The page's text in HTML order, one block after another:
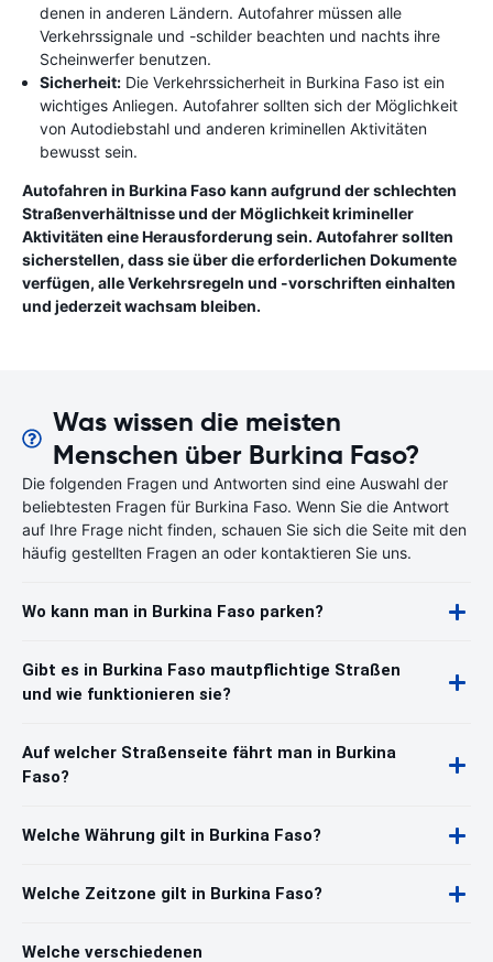
denen in anderen Ländern. Autofahrer müssen alle
Verkehrssignale und -schilder beachten und nachts ihre
Scheinwerfer benutzen.
Sicherheit: Die Verkehrssicherheit in Burkina Faso ist ein
wichtiges Anliegen. Autofahrer sollten sich der Möglichkeit
von Autodiebstahl und anderen kriminellen Aktivitäten
bewusst sein.
Autofahren in Burkina Faso kann aufgrund der schlechten
Straßenverhältnisse und der Möglichkeit krimineller
Aktivitäten eine Herausforderung sein. Autofahrer sollten
sicherstellen, dass sie über die erforderlichen Dokumente
verfügen, alle Verkehrsregeln und -vorschriften einhalten
und jederzeit wachsam bleiben.
Was wissen die meisten
Menschen über Burkina Faso?
Die folgenden Fragen und Antworten sind eine Auswahl der
beliebtesten Fragen für Burkina Faso. Wenn Sie die Antwort
auf Ihre Frage nicht finden, schauen Sie sich die Seite mit den
häufig gestellten Fragen an oder kontaktieren Sie uns.
Wo kann man in Burkina Faso parken?
Gibt es in Burkina Faso mautpflichtige Straßen
und wie funktionieren sie?
Auf welcher Straßenseite fährt man in Burkina
Faso?
Welche Währung gilt in Burkina Faso?
Welche Zeitzone gilt in Burkina Faso?
Welche verschiedenen